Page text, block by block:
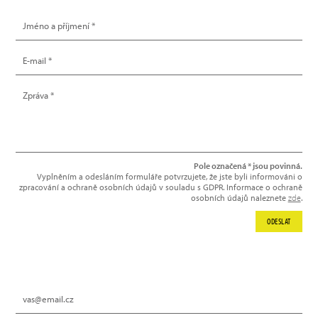
Pole označená * jsou povinná.
Vyplněním a odesláním formuláře potvrzujete, že jste byli informováni o
zpracování a ochraně osobních údajů v souladu s GDPR. Informace o ochraně
osobních údajů naleznete zde.
ODESLAT